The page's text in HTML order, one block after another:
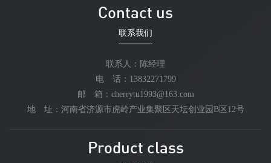
Contact us
联系我们
联系人：陈经理
电 话：13832271799
邮 箱：cherrytu1993@163.com
地 址：河南省济源市虎岭产业集聚区天坛创业园B区12号
Product class